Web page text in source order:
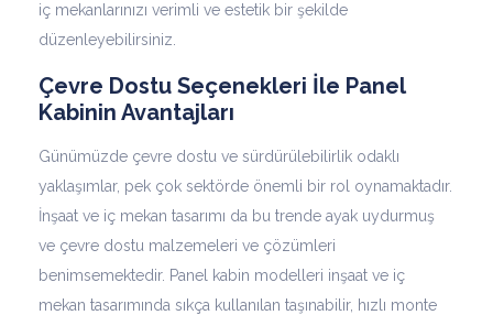
iç mekanlarınızı verimli ve estetik bir şekilde
düzenleyebilirsiniz.
Çevre Dostu Seçenekleri İle Panel
Kabinin Avantajları
Günümüzde çevre dostu ve sürdürülebilirlik odaklı
yaklaşımlar, pek çok sektörde önemli bir rol oynamaktadır.
İnşaat ve iç mekan tasarımı da bu trende ayak uydurmuş
ve çevre dostu malzemeleri ve çözümleri
benimsemektedir. Panel kabin modelleri inşaat ve iç
mekan tasarımında sıkça kullanılan taşınabilir, hızlı monte